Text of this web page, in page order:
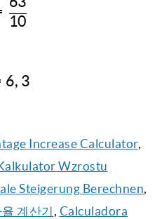
x = \frac{63}{10}
10
x = 6,3
6, 3
Increase Calculator,
Wzrostu
Steigerung Berechnen,
계산기 , Calculadora